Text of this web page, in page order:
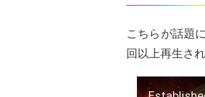
こちらが話題
回以上再生さ